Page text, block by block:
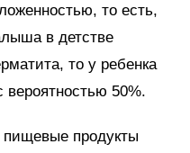
то есть,
в детстве
то у ребенка
вероятностью 50%.
продукты